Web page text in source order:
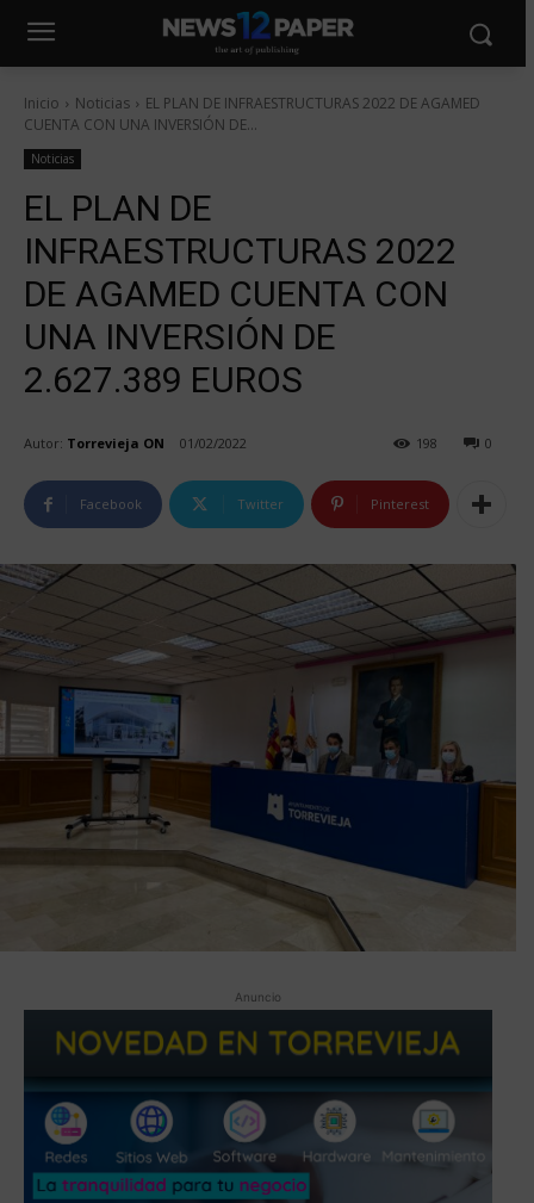
Inicio Noticias
EL PLAN DE INFRAESTRUCTURAS 2022 DE AGAMED
CUENTA CON UNA INVERSIÓN DE...
Noticias
EL PLAN DE
INFRAESTRUCTURAS 2022
DE AGAMED CUENTA CON
UNA INVERSIÓN DE
2.627.389 EUROS
Autor: Torrevieja ON 01/02/2022 0
198
Facebook Twitter Pinterest
Anuncio